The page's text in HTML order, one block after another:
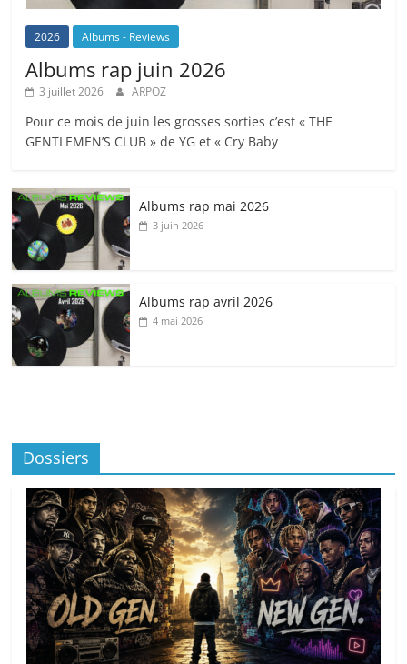
2026 Albums - Reviews
Albums rap juin 2026
3 juillet 2026 ARPOZ
Pour ce mois de juin les grosses sorties c’est « THE
GENTLEMEN’S CLUB » de YG et « Cry Baby
Albums rap mai 2026
3 juin 2026
Albums rap avril 2026
4 mai 2026
Dossiers